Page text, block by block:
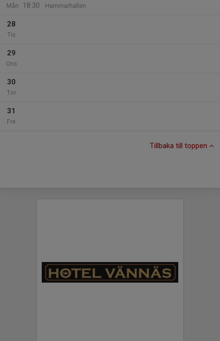
Mån
18:30
Hammarhallen
28
Tis
29
Ons
30
Tor
31
Fre
Tillbaka till toppen